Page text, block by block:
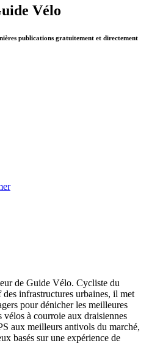
Vélo
publications gratuitement et directement
de Guide Vélo. Cycliste du
infrastructures urbaines, il met
pour dénicher les meilleures
à courroie aux draisiennes
aux meilleurs antivols du marché,
basés sur une expérience de